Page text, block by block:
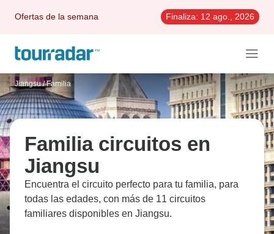
Ofertas de la semana Finaliza: 12 ago., 2026
Jiangsu / Familia
Familia circuitos en
Jiangsu
Encuentra el circuito perfecto para tu familia, para
todas las edades, con más de 11 circuitos
familiares disponibles en Jiangsu.